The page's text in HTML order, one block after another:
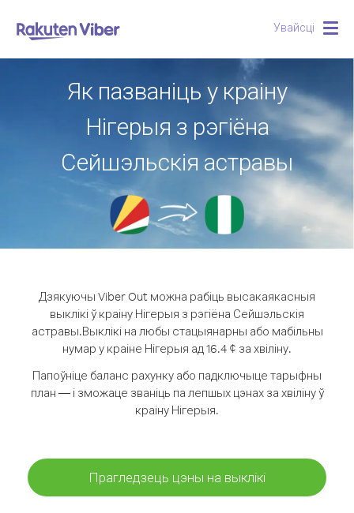
Увайсці
Як пазваніць у краіну
Нігерыя з рэгіёна
Сейшэльскія астравы
Дзякуючы Viber Out можна рабіць высакаякасныя
выклікі ў краіну Нігерыя з рэгіёна Сейшэльскія
астравы.Выклікі на любы стацыянарны або мабільны
нумар у краіне Нігерыя ад 16.4 ¢ за хвіліну.
Папоўніце баланс рахунку або падключыце тарыфны
план — і зможаце званіць па лепшых цэнах за хвіліну ў
краіну Нігерыя.
Прагледзець цэны на выклікі